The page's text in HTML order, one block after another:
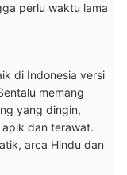
perlu waktu lama
di Indonesia versi
memang
yang dingin,
dan terawat.
arca Hindu dan